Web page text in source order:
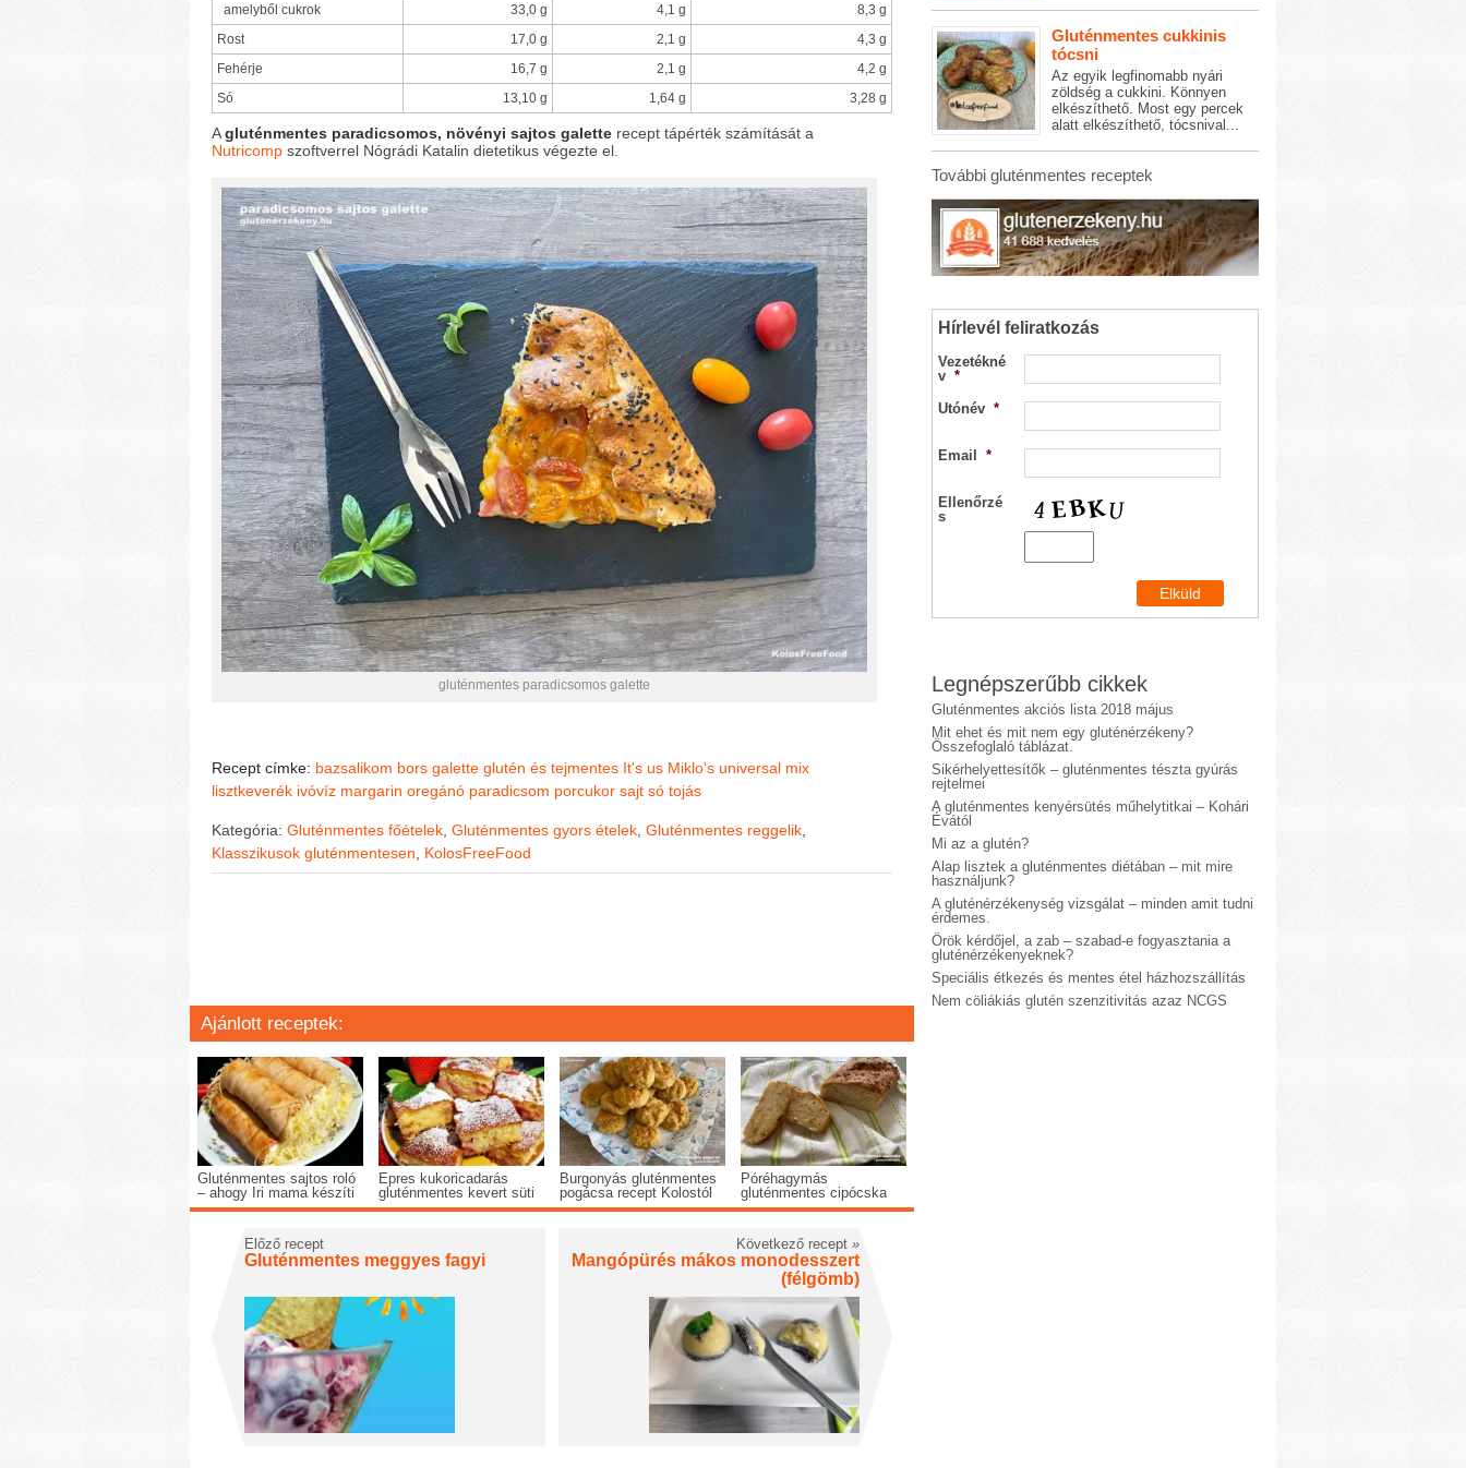
amelyből cukrok
33,0 g 4,1 g
8,3 g
Rost
17,0 g 2,1 g
4,3 g
Fehérje
16,7 g 2,1 g
4,2 g
Só
13,10 g 1,64 g 3,28 g
Agluténmentes paradicsomos, növényi sajtos galette recept tápérték számítását a
Nutricomp szoftverrel Nógrádi Katalin dietetikus végezte el.
gluténmentes paradicsomos galette
Recept címke: bazsalikom bors galette glutén és tejmentes It's us Miklo's universal mix
lisztkeverék ivóvíz margarin oregánó paradicsom porcukor sajt só tojás
Kategória: Gluténmentes főételek Gluténmentes gyors ételek Gluténmentes reggelik
Klasszikusok gluténmentesen
KolosFreeFood
Ajánlott receptek:
Gluténmentes sajtos roló
– ahogy Iri mama készíti
Epres kukoricadarás
gluténmentes kevert süti
Burgonyás gluténmentes
pogácsa recept Kolostól
Póréhagymás
gluténmentes cipócska
Előző recept
Gluténmentes meggyes fagyi
Következő recept »
Mangópürés mákos monodesszert
(félgömb)
Gluténmentes cukkinis
tócsni
Az egyik legfinomabb nyári
zöldség a cukkini. Könnyen
elkészíthető. Most egy percek
alatt elkészíthető, tócsnival...
További gluténmentes receptek
Hírlevél feliratkozás
Vezetékné
v *
Utónév *
Email *
Ellenőrzé
s
Legnépszerűbb cikkek
Gluténmentes akciós lista 2018 május
Mit ehet és mit nem egy gluténérzékeny?
Összefoglaló táblázat.
Sikérhelyettesítők – gluténmentes tészta gyúrás
rejtelmei
A gluténmentes kenyérsütés műhelytitkai – Kohári
Évától
Mi az a glutén?
Alap lisztek a gluténmentes diétában – mit mire
használjunk?
A gluténérzékenység vizsgálat – minden amit tudni
érdemes.
Örök kérdőjel, a zab – szabad-e fogyasztania a
gluténérzékenyeknek?
Speciális étkezés és mentes étel házhozszállítás
Nem cöliákiás glutén szenzitivitás azaz NCGS